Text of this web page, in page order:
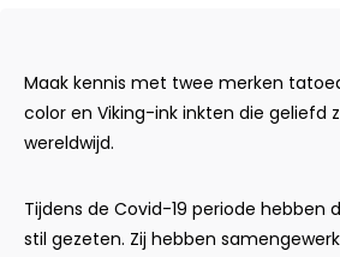
Maak kennis met twee merken
color en Viking-ink inkten die geliefd
wereldwijd.
Tijdens de Covid-19 periode hebben
stil gezeten. Zij hebben